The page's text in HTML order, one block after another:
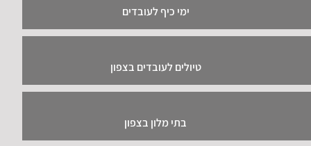
ימי כיף לעובדים
טיולים לעובדים בצפון
בתי מלון בצפון